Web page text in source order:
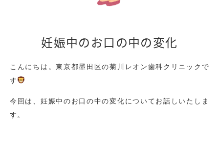
妊娠中のお口の中の変化
こんにちは。東京都墨田区の菊川レオン歯科クリニックで
す
今回は、妊娠中のお口の中の変化についてお話しいたしま
す。